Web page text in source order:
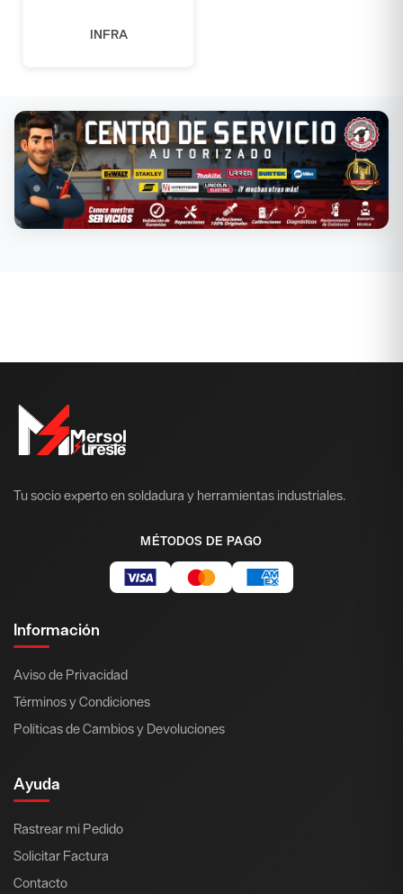
INFRA
Tu socio experto en soldadura y herramientas industriales.
MÉTODOS DE PAGO
Información
Aviso de Privacidad
Términos y Condiciones
Políticas de Cambios y Devoluciones
Ayuda
Rastrear mi Pedido
Solicitar Factura
Contacto